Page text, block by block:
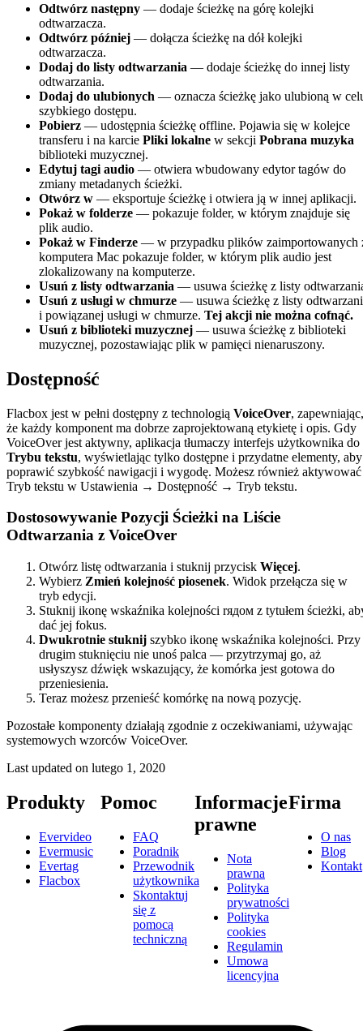
Odtwórz następny — dodaje ścieżkę na górę kolejki
odtwarzacza.
Odtwórz później — dołącza ścieżkę na dół kolejki
odtwarzacza.
Dodaj do listy odtwarzania — dodaje ścieżkę do innej listy
odtwarzania.
Dodaj do ulubionych — oznacza ścieżkę jako ulubioną w
szybkiego dostępu.
Pobierz — udostępnia ścieżkę offline. Pojawia się w kolejce
transferu i na karcie Pliki lokalne w sekcji Pobrana muzyka
biblioteki muzycznej.
Edytuj tagi audio — otwiera wbudowany edytor tagów do
zmiany metadanych ścieżki.
Otwórz w — eksportuje ścieżkę i otwiera ją w innej aplikacji.
Pokaż w folderze — pokazuje folder, w którym znajduje się
plik audio.
Pokaż w Finderze — w przypadku plików zaimportowanych
komputera Mac pokazuje folder, w którym plik audio jest
zlokalizowany na komputerze.
Usuń z listy odtwarzania — usuwa ścieżkę z listy
Usuń z usługi w chmurze — usuwa ścieżkę z listy
i powiązanej usługi w chmurze. Tej akcji nie można cofnąć.
Usuń z biblioteki muzycznej — usuwa ścieżkę z biblioteki
muzycznej, pozostawiając plik w pamięci nienaruszony.
Dostępność
Flacbox jest w pełni dostępny z technologią VoiceOver, zapewniając,
że każdy komponent ma dobrze zaprojektowaną etykietę i opis. Gdy
VoiceOver jest aktywny, aplikacja tłumaczy interfejs użytkownika do
Trybu tekstu, wyświetlając tylko dostępne i przydatne elementy, aby
poprawić szybkość nawigacji i wygodę. Możesz również aktywować
Tryb tekstu w Ustawienia → Dostępność → Tryb tekstu.
Dostosowywanie Pozycji Ścieżki na Liście
Odtwarzania z VoiceOver
Otwórz listę odtwarzania i stuknij przycisk Więcej.
Wybierz Zmień kolejność piosenek. Widok przełącza się w
tryb edycji.
Stuknij ikonę wskaźnika kolejności rядом z tytułem ścieżki,
dać jej fokus.
Dwukrotnie stuknij szybko ikonę wskaźnika kolejności. Przy
drugim stuknięciu nie unoś palca — przytrzymaj go, aż
usłyszysz dźwięk wskazujący, że komórka jest gotowa do
przeniesienia.
Teraz możesz przenieść komórkę na nową pozycję.
Pozostałe komponenty działają zgodnie z oczekiwaniami, używając
systemowych wzorców VoiceOver.
Last updated on lutego 1, 2020
Produkty
Evervideo
Evermusic
Evertag
Flacbox
Pomoc
FAQ
Poradnik
Przewodnik
użytkownika
Skontaktuj
się z
pomocą
techniczną
Informacje
prawne
Nota
prawna
Polityka
prywatności
Polityka
cookies
Regulamin
Umowa
licencyjna
Firma
O nas
Blog
Kontakt